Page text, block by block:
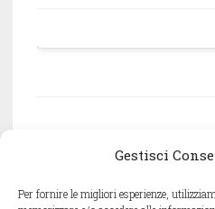
Gestisci
Per fornire le migliori esperienze,
– 16121 Genova – c.f.